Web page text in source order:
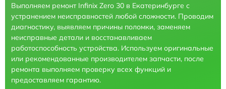
Выполняем ремонт Infinix Zero 30 в Екатеринбурге с
устранением неисправностей любой сложности. Проводим
диагностику, выявляем причины поломки, заменяем
неисправные детали и восстанавливаем
работоспособность устройства. Используем оригинальные
или рекомендованные производителем запчасти, после
ремонта выполняем проверку всех функций и
предоставляем гарантию.